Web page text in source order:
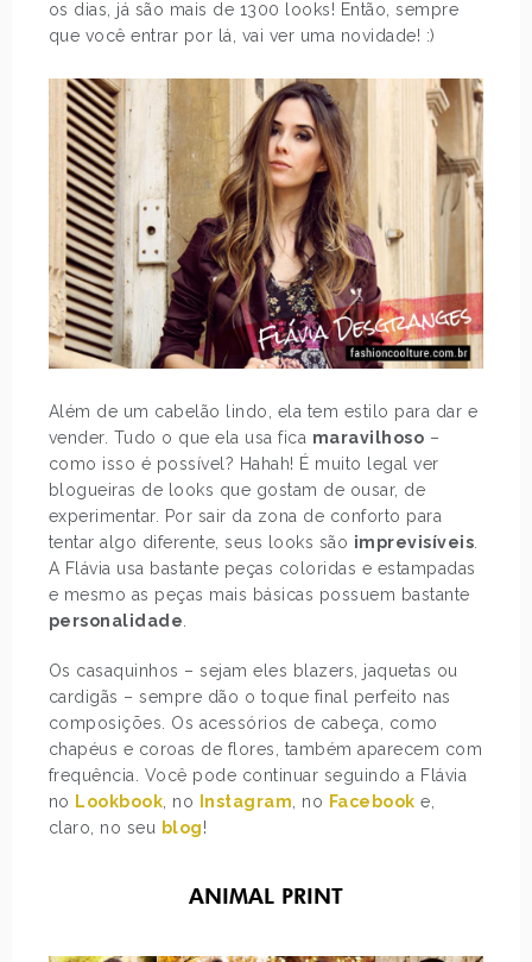
os dias, já são mais de 1300 looks! Então, sempre
que você entrar por lá, vai ver uma novidade! :)
Além de um cabelão lindo, ela tem estilo para dar e
vender. Tudo o que ela usa fica maravilhoso –
como isso é possível? Hahah! É muito legal ver
blogueiras de looks que gostam de ousar, de
experimentar. Por sair da zona de conforto para
tentar algo diferente, seus looks são imprevisíveis
A Flávia usa bastante peças coloridas e estampadas
e mesmo as peças mais básicas possuem bastante
personalidade
Os casaquinhos – sejam eles blazers, jaquetas ou
cardigãs – sempre dão o toque final perfeito nas
composições. Os acessórios de cabeça, como
chapéus e coroas de flores, também aparecem com
frequência. Você pode continuar seguindo a Flávia
no Lookbook , no Instagram , no Facebook e,
claro, no seu blog!
ANIMAL PRINT
NORMCORE
LISTRADO + VLOG